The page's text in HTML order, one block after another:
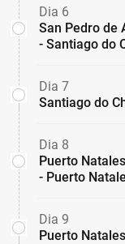
Dia 6
San Pedro de
- Santiago do
Dia 7
Santiago do
Dia 8
Puerto
- Puerto
Dia 9
Puerto Natales